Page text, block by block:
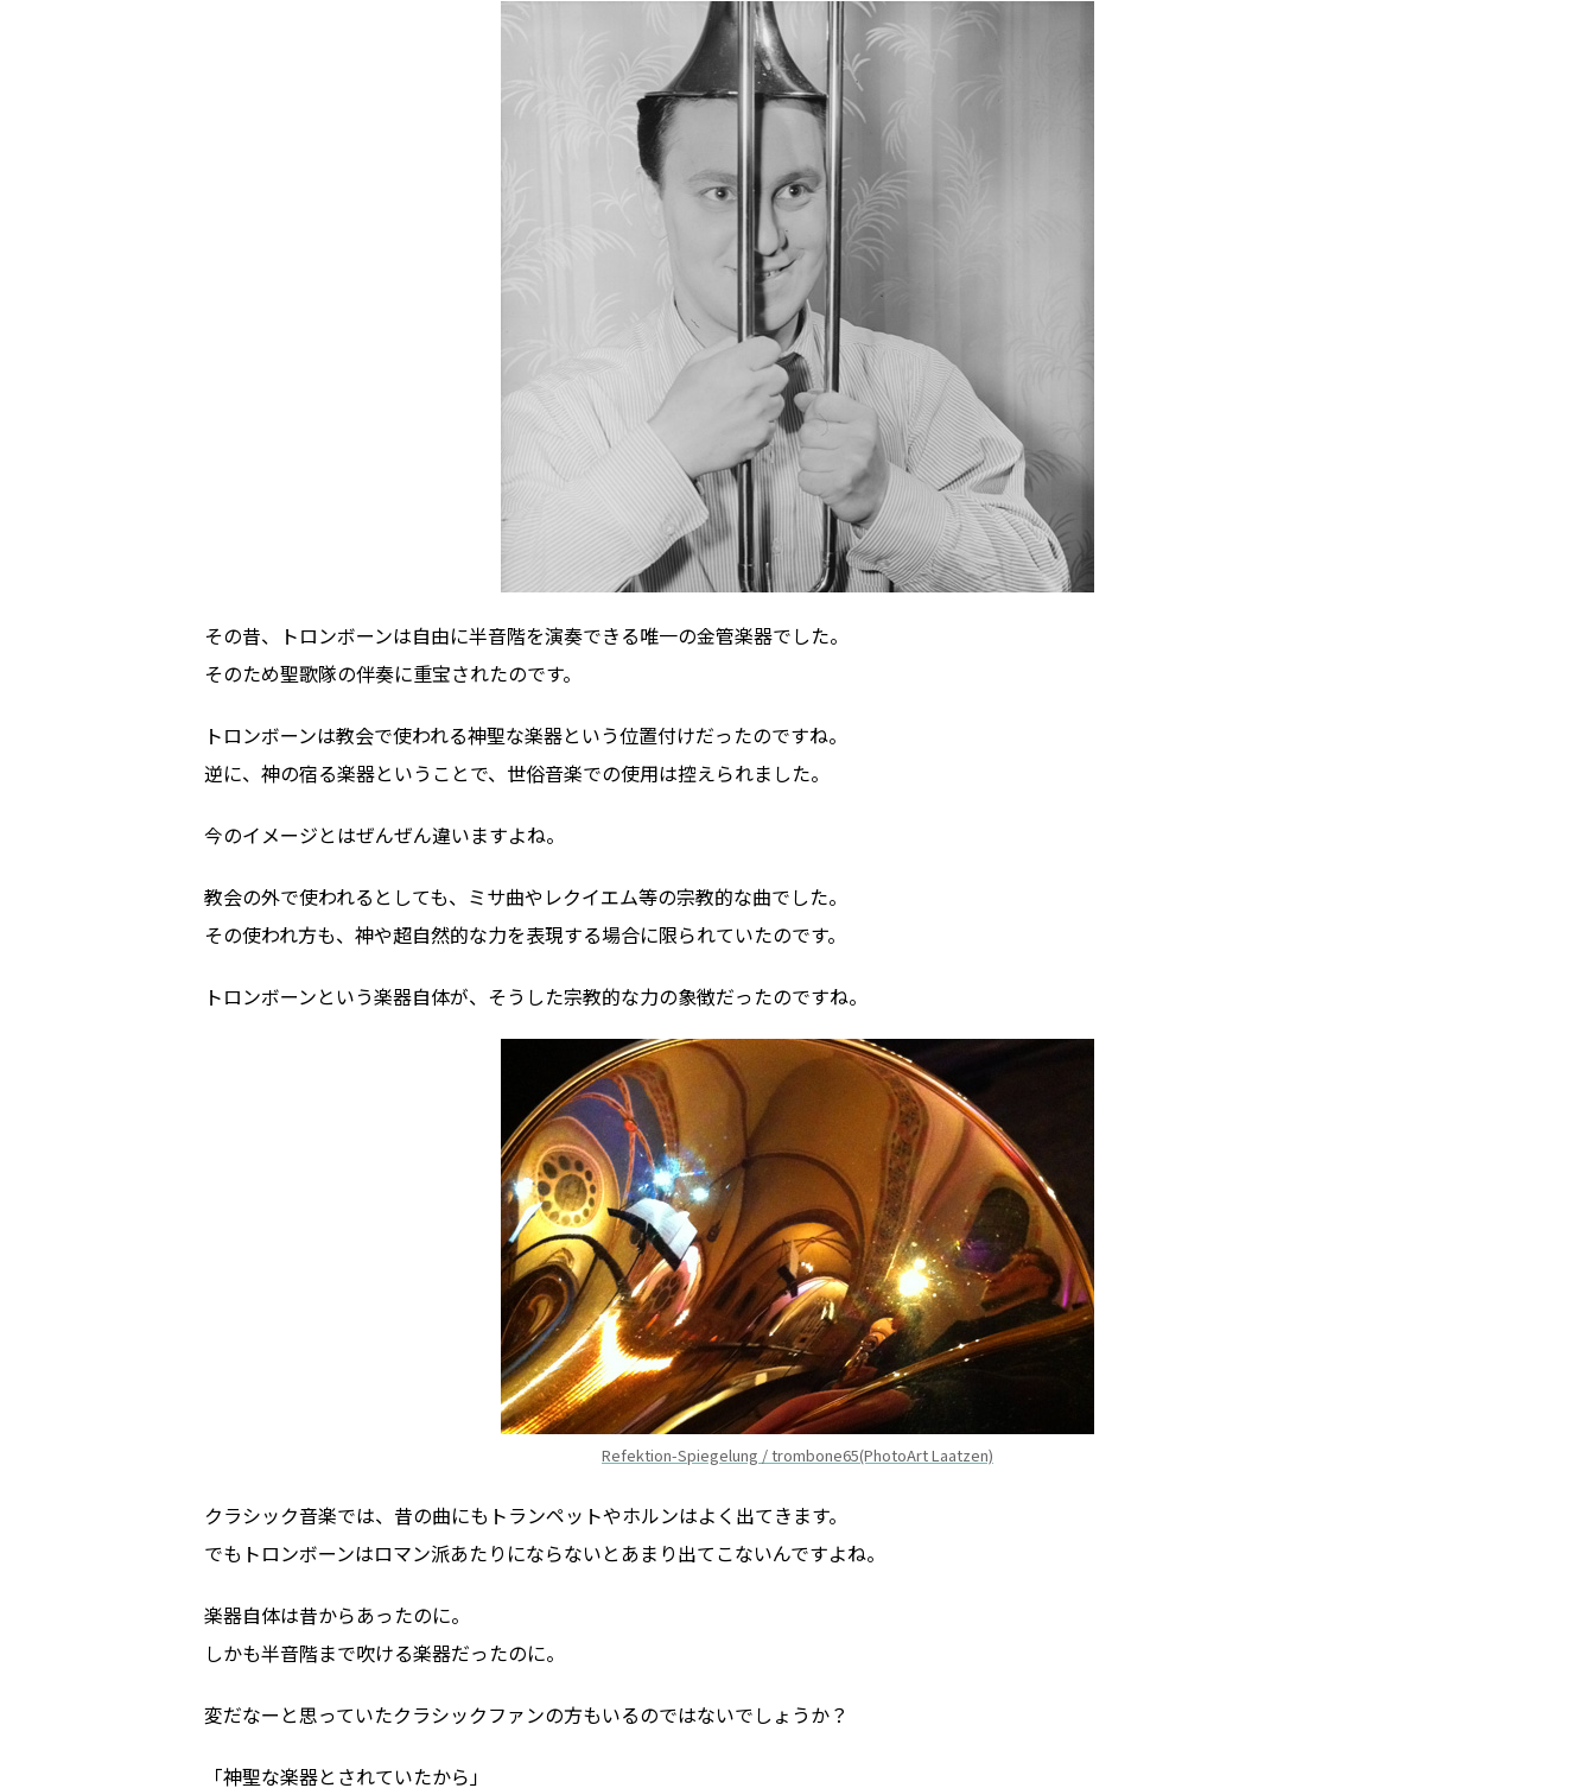
その昔、トロンボーンは自由に半音階を演奏できる唯一の金管楽器でした。
そのため聖歌隊の伴奏に重宝されたのです。
トロンボーンは教会で使われる神聖な楽器という位置付けだったのですね。
逆に、神の宿る楽器ということで、世俗音楽での使用は控えられました。
今のイメージとはぜんぜん違いますよね。
教会の外で使われるとしても、ミサ曲やレクイエム等の宗教的な曲でした。
その使われ方も、神や超自然的な力を表現する場合に限られていたのです。
トロンボーンという楽器自体が、そうした宗教的な力の象徴だったのですね。
Refektion-Spiegelung / trombone65(PhotoArt Laatzen)
クラシック音楽では、昔の曲にもトランペットやホルンはよく出てきます。
でもトロンボーンはロマン派あたりにならないとあまり出てこないんですよね。
楽器自体は昔からあったのに。
しかも半音階まで吹ける楽器だったのに。
変だなーと思っていたクラシックファンの方もいるのではないでしょうか？
「神聖な楽器とされていたから」